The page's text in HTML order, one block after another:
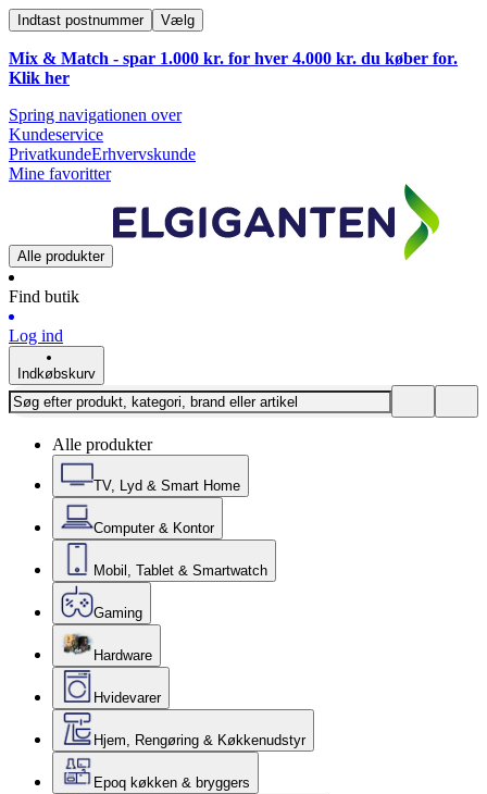
Indtast postnummer Vælg
Mix & Match - spar 1.000 kr. for hver 4.000 kr. du køber for.
Klik her
Spring navigationen over
Kundeservice
PrivatkundeErhvervskunde
Mine favoritter
Alle produkter
Find butik
Log ind
Indkøbskurv
Alle produkter
TV, Lyd & Smart Home
Computer & Kontor
Mobil, Tablet & Smartwatch
Gaming
Hardware
Hvidevarer
Hjem, Rengøring & Køkkenudstyr
Epoq køkken & bryggers